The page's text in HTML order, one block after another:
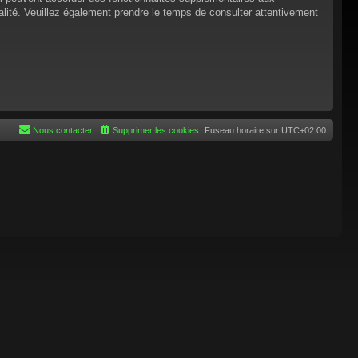
Veuillez également prendre le temps de consulter attentivement
Fuseau horaire sur UTC+02:00
Supprimer les cookies
Nous contacter